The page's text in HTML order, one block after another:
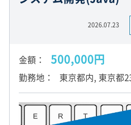
2026.07.23
金額 500,000円
勤務地 東京都内, 東京都